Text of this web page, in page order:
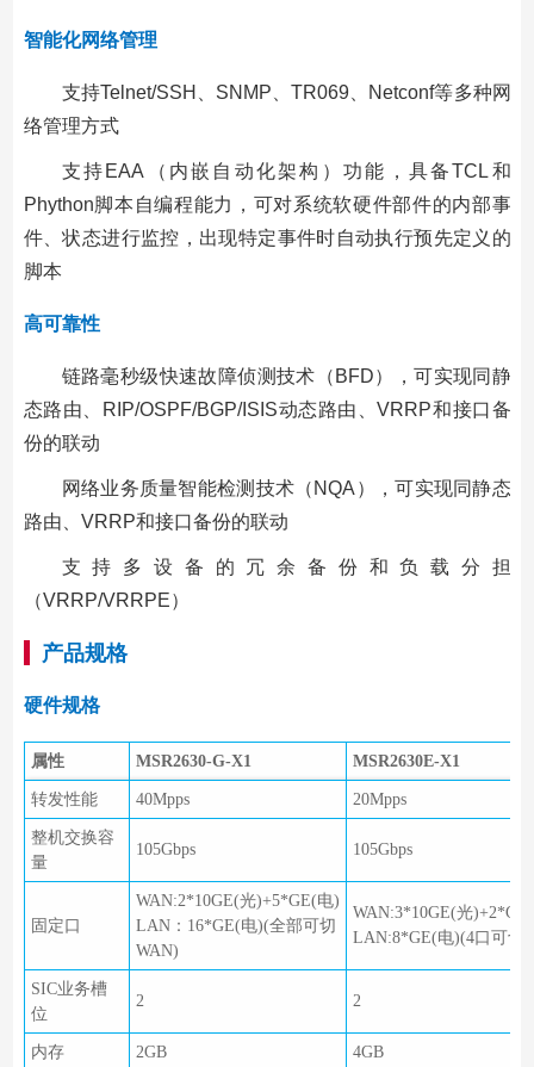
智能化网络管理
支持Telnet/SSH、SNMP、TR069、Netconf等多种网
络管理方式
支持EAA（内嵌自动化架构）功能，具备TCL和
Phython脚本自编程能力，可对系统软硬件部件的内部事
件、状态进行监控，出现特定事件时自动执行预先定义的
脚本
高可靠性
链路毫秒级快速故障侦测技术（BFD），可实现同静
态路由、RIP/OSPF/BGP/ISIS动态路由、VRRP和接口备
份的联动
网络业务质量智能检测技术（NQA），可实现同静态
路由、VRRP和接口备份的联动
支持多设备的冗余备份和负载分担
（VRRP/VRRPE）
产品规格
硬件规格
属性 MSR2630-G-X1 MSR2630E-X1
转发性能 40Mpps 20Mpps
整机交换容
量
105Gbps 105Gbps
固定口
WAN:2*10GE(光)+5*GE(电)
LAN：16*GE(电)(全部可切
WAN)
WAN:3*10GE(光
LAN:8*GE(电)(4口可切
SIC业务槽
位
2 2
内存 2GB 4GB